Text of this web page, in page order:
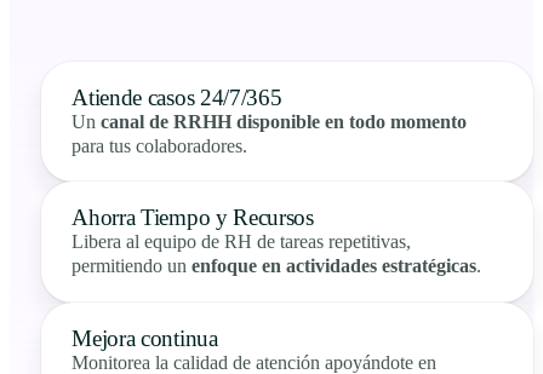
Atiende casos 24/7/365
Uncanal de RRHH disponible en todo momento
para tus colaboradores.
Ahorra Tiempo y Recursos
Libera al equipo de RH de tareas repetitivas,
permitiendo unenfoque en actividades estratégicas.
Mejora continua
Monitorea la calidad de atención apoyándote en